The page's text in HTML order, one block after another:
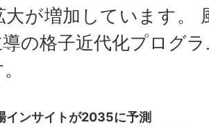
が増加しています。
の格子近代化プログ
インサイトが2035に予測